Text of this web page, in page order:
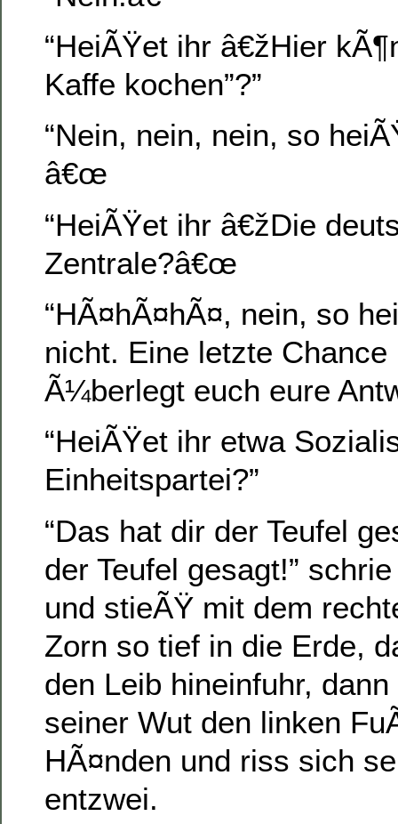
“HeiÃŸet ihr â€žHier
Kaffe kochen”?”
“Nein, nein, nein, so
â€œ
“HeiÃŸet ihr â€žDie
Zentrale?â€œ
“HÃ¤hÃ¤hÃ¤, nein, so
nicht. Eine letzte Chance
Ã¼berlegt euch eure
“HeiÃŸet ihr etwa
Einheitspartei?”
“Das hat dir der Teufel
der Teufel gesagt!”
und stieÃŸ mit dem
Zorn so tief in die Erde,
den Leib hineinfuhr,
seiner Wut den linken
HÃ¤nden und riss sich
entzwei.